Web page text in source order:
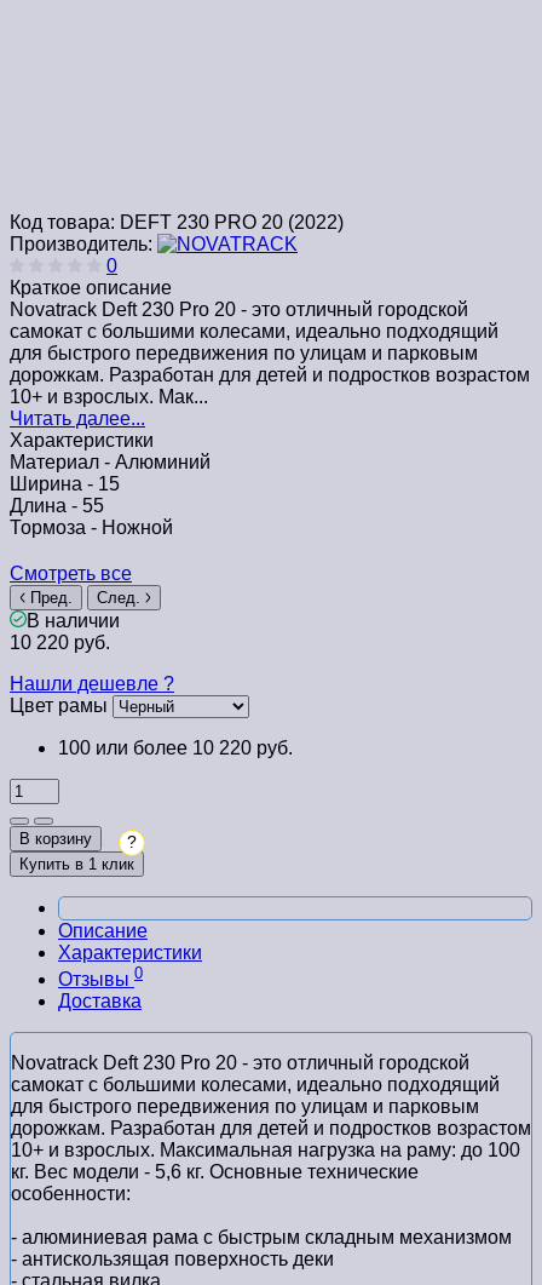
Код товара: DEFT 230 PRO 20 (2022)
Производитель:
0
Краткое описание
Novatrack Deft 230 Pro 20 - это отличный городской
самокат с большими колесами, идеально подходящий
для быстрого передвижения по улицам и парковым
дорожкам. Разработан для детей и подростков возрастом
10+ и взрослых. Мак...
Читать далее...
Характеристики
Материал - Алюминий
Ширина - 15
Длина - 55
Тормоза - Ножной
Смотреть все
Пред. След.
В наличии
10 220 руб.
Нашли дешевле ?
Цвет рамы
100 или более 10 220 руб.
В корзину
Купить в 1 клик
?
Описание
Характеристики
Отзывы 0
Доставка
Novatrack Deft 230 Pro 20 - это отличный городской
самокат с большими колесами, идеально подходящий
для быстрого передвижения по улицам и парковым
дорожкам. Разработан для детей и подростков возрастом
10+ и взрослых. Максимальная нагрузка на раму: до 100
кг. Вес модели - 5,6 кг. Основные технические
особенности:
- алюминиевая рама с быстрым складным механизмом
- антискользящая поверхность деки